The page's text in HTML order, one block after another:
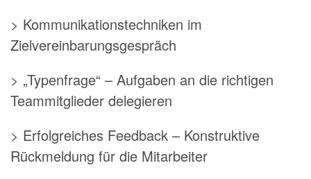
> Kommunikationstechniken im
Zielvereinbarungsgespräch
> „Typenfrage“ – Aufgaben an die richtigen
Teammitglieder delegieren
> Erfolgreiches Feedback – Konstruktive
Rückmeldung für die Mitarbeiter